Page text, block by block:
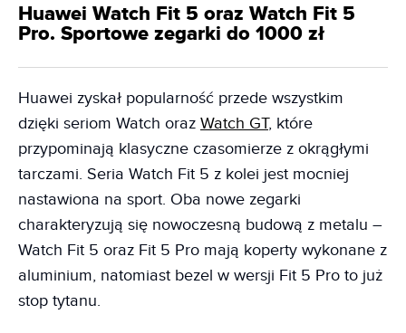
Huawei Watch Fit 5 oraz Watch Fit 5
Pro. Sportowe zegarki do 1000 zł
Huawei zyskał popularność przede wszystkim
dzięki seriom Watch oraz Watch GT, które
przypominają klasyczne czasomierze z okrągłymi
tarczami. Seria Watch Fit 5 z kolei jest mocniej
nastawiona na sport. Oba nowe zegarki
charakteryzują się nowoczesną budową z metalu –
Watch Fit 5 oraz Fit 5 Pro mają koperty wykonane z
aluminium, natomiast bezel w wersji Fit 5 Pro to już
stop tytanu.